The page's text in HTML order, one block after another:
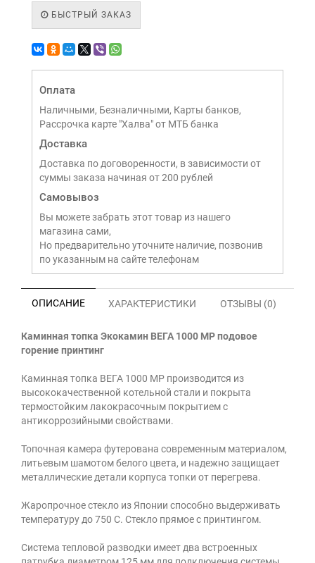
БЫСТРЫЙ ЗАКАЗ
Оплата
Наличными, Безналичными, Карты банков,
Рассрочка карте "Халва" от МТБ банка
Доставка
Доставка по договоренности, в зависимости от
суммы заказа начиная от 200 рублей
Самовывоз
Вы можете забрать этот товар из нашего
магазина сами,
Но предварительно уточните наличие, позвонив
по указанным на сайте телефонам
ОПИСАНИЕ ХАРАКТЕРИСТИКИ ОТЗЫВЫ (0)
Каминная топка Экокамин ВЕГА 1000 MP подовое
горение принтинг
Каминная топка ВЕГА 1000 MP производится из
высококачественной котельной стали и покрыта
термостойким лакокрасочным покрытием с
антикоррозийными свойствами.
Топочная камера футерована современным материалом,
литьевым шамотом белого цвета, и надежно защищает
металлические детали корпуса топки от перегрева.
Жаропрочное стекло из Японии способно выдерживать
температуру до 750 С. Стекло прямое с принтингом.
Система тепловой разводки имеет два встроенных